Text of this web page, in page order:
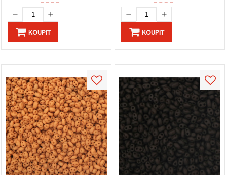
KOUPIT KOUPIT